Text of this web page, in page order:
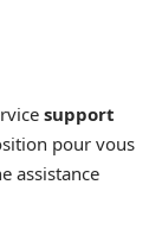
support
pour vous
assistance